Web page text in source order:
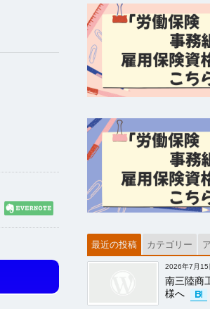
最近の投稿 カテゴリー
2026年7月15
南三陸商
様へ